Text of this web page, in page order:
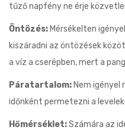
tűző napfény ne érje
Öntözés: Mérsékelten
kiszáradni az öntözések
a víz a cserépben, mert a
Páratartalom: Nem
időnként permetezni a
Hőmérséklet:Számára az